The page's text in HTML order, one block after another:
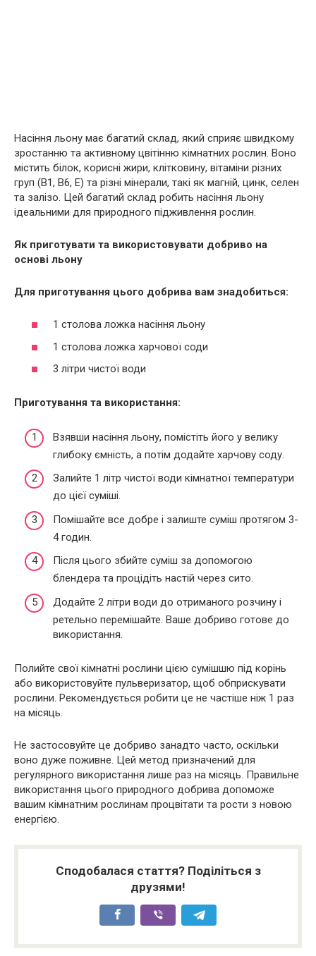
Насіння льону має багатий склад, який сприяє швидкому
зростанню та активному цвітінню кімнатних рослин. Воно
містить білок, корисні жири, клітковину, вітаміни різних
груп (В1, В6, Е) та різні мінерали, такі як магній, цинк, селен
та залізо. Цей багатий склад робить насіння льону
ідеальними для природного підживлення рослин.
Як приготувати та використовувати добриво на
основі льону
Для приготування цього добрива вам знадобиться:
1 столова ложка насіння льону
1 столова ложка харчової соди
3 літри чистої води
Приготування та використання:
Взявши насіння льону, помістіть його у велику
глибоку ємність, а потім додайте харчову соду.
Залийте 1 літр чистої води кімнатної температури
до цієї суміші.
Помішайте все добре і залиште суміш протягом 3-
4 годин.
Після цього збийте суміш за допомогою
блендера та процідіть настій через сито.
Додайте 2 літри води до отриманого розчину і
ретельно перемішайте. Ваше добриво готове до
використання.
Полийте свої кімнатні рослини цією сумішшю під корінь
або використовуйте пульверизатор, щоб обприскувати
рослини. Рекомендується робити це не частіше ніж 1 раз
на місяць.
Не застосовуйте це добриво занадто часто, оскільки
воно дуже поживне. Цей метод призначений для
регулярного використання лише раз на місяць. Правильне
використання цього природного добрива допоможе
вашим кімнатним рослинам процвітати та рости з новою
енергією.
Сподобалася стаття? Поділіться з
друзями!